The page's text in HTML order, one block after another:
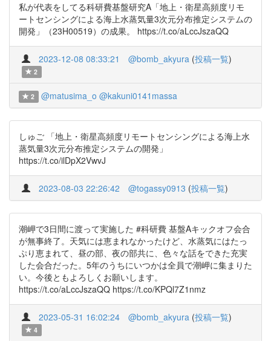
私が代表をしてる科研費基盤研究A「地上・衛星高頻度リモ
ートセンシングによる海上水蒸気量3次元分布推定システムの
開発」（23H00519）の成果。 https://t.co/aLccJszaQQ
2023-12-08 08:33:21 @bomb_akyura (投稿一覧)
2
2 @matusima_o @kakuni0141massa
しゅご 「地上・衛星高頻度リモートセンシングによる海上水
蒸気量3次元分布推定システムの開発」
https://t.co/ilDpX2VwvJ
2023-08-03 22:26:42 @togassy0913 (投稿一覧)
潮岬で3日間に渡って実施した #科研費 基盤Aキックオフ会合
が無事終了。天気には恵まれなかったけど、水蒸気にはたっ
ぷり恵まれて、昼の部、夜の部共に、色々な話をできた充実
した会合だった。5年のうちにいつかは全員で潮岬に集まりた
い。今後ともよろしくお願いします。
https://t.co/aLccJszaQQ https://t.co/KPQl7Z1nmz
2023-05-31 16:02:24 @bomb_akyura (投稿一覧)
4